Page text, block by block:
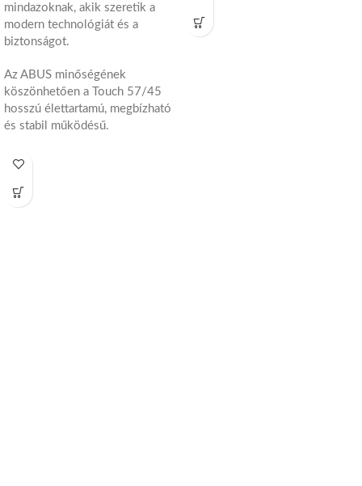
mindazoknak, akik szeretik a
modern technológiát és a
biztonságot.
Az ABUS minőségének
köszönhetően a Touch 57/45
hosszú élettartamú, megbízható
és stabil működésű.